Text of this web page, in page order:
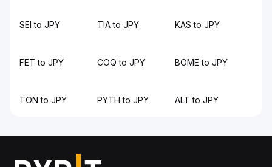
SEI to JPY TIA to JPY KAS to JPY
FET to JPY COQ to JPY BOME to JPY
TON to JPY PYTH to JPY ALT to JPY